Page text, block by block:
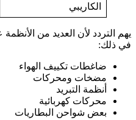
الكاريبي
يهم التردد لأن العديد من
في ذلك:
ضاغطات تكييف الهواء
مضخات ومحركات
أنظمة التبريد
محركات كهربائية
بعض شواحن البطاريات